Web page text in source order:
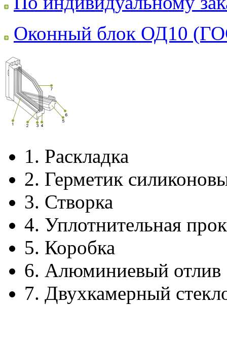
Оконный блок ОД10
1. Раскладка
2. Герметик
3. Створка
4. Уплотнительная
5. Коробка
6. Алюминиевый отлив
7. Двухкамерный